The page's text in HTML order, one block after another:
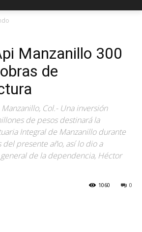
Manzanillo 300
de
Col.- Una inversión
de pesos destinará la
Integral de Manzanillo durante
presente año, así lo dio a
de la dependencia, Héctor
0
1060